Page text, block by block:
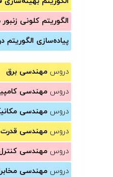
الگوریتم کلونی
پیاده‌سازی الگوریتم
دروس مهندسی برق
دروس مهندسی
دروس مهندسی
دروس مهندسی قدرت
دروس مهندسی
دروس مهندسی